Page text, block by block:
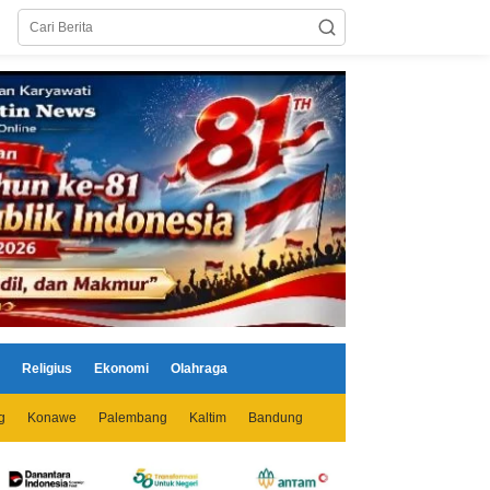
Religius Ekonomi Olahraga
Konawe Palembang Kaltim Bandung